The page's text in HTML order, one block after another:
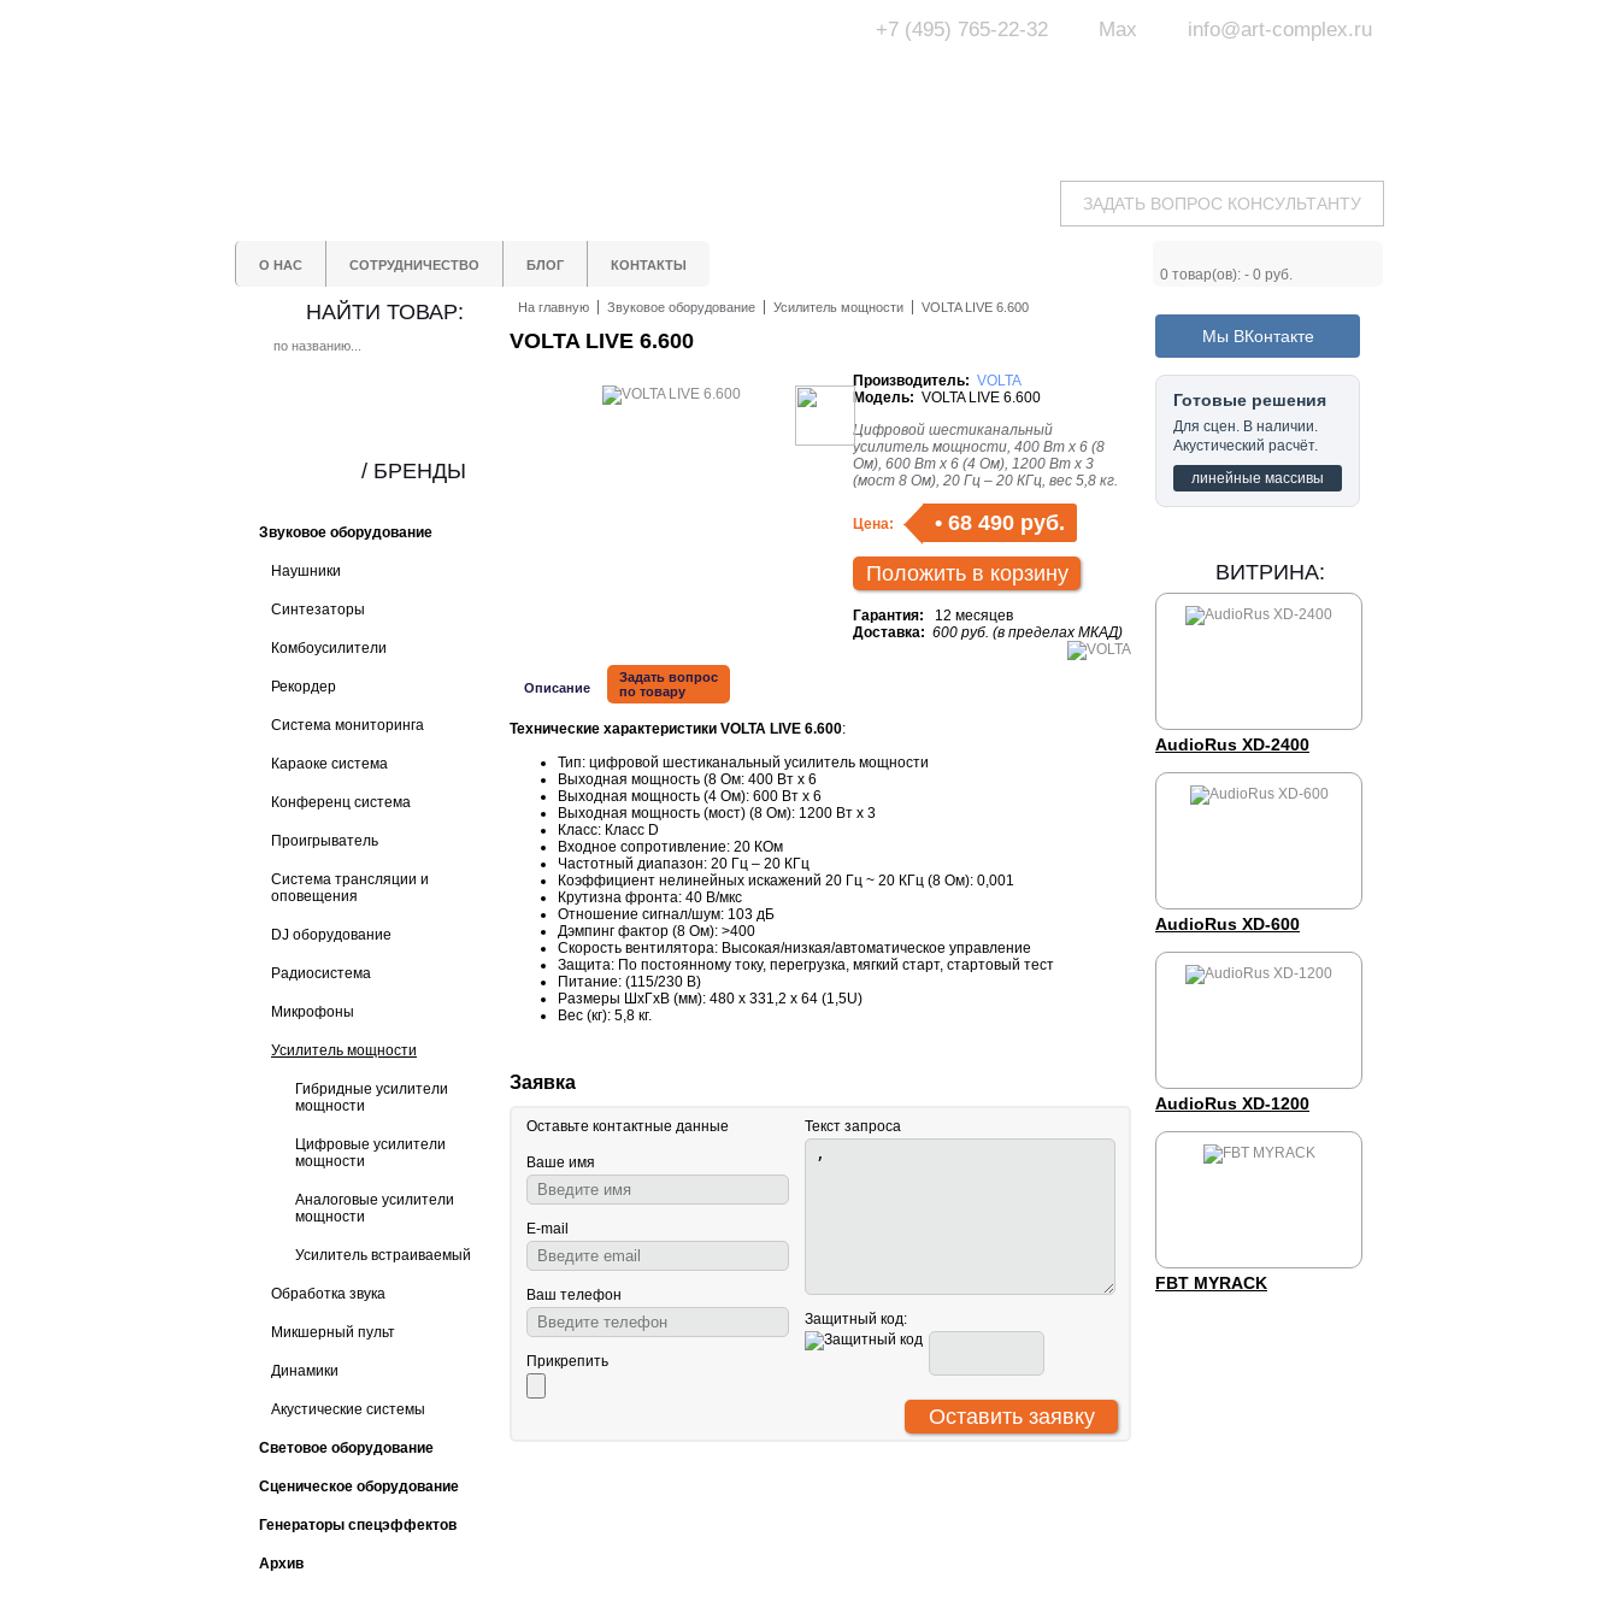
info@art-complex.ru
Max
+7 (495) 765-22-32
ЗАДАТЬ ВОПРОС КОНСУЛЬТАНТУ
О НАС СОТРУДНИЧЕСТВО БЛОГ КОНТАКТЫ
0 товар(ов): - 0 руб.
НАЙТИ ТОВАР:
Звуковое оборудование
Наушники
Синтезаторы
Комбоусилители
Рекордер
Система мониторинга
Караоке система
Конференц система
Проигрыватель
Система трансляции и
оповещения
DJ оборудование
Радиосистема
Микрофоны
Усилитель мощности
Гибридные усилители
мощности
Цифровые усилители
мощности
Аналоговые усилители
мощности
Усилитель встраиваемый
Обработка звука
Микшерный пульт
Динамики
Акустические системы
Световое оборудование
Сценическое оборудование
Генераторы спецэффектов
Архив
/ БРЕНДЫ
На главную Звуковое оборудование Усилитель мощности VOLTA LIVE 6.600
VOLTA LIVE 6.600
Производитель: VOLTA
Модель: VOLTA LIVE 6.600
Цифровой шестиканальный
усилитель мощности, 400 Вт х 6 (8
Ом), 600 Вт х 6 (4 Ом), 1200 Вт х 3
(мост 8 Ом), 20 Гц – 20 КГц, вес 5,8 кг.
Цена: • 68 490 руб.
Положить в корзину
Гарантия: 12 месяцев
Доставка: 600 руб. (в пределах МКАД)
Описание
Задать вопрос
по товару
Технические характеристики VOLTA LIVE 6.600:
Тип: цифровой шестиканальный усилитель мощности
Выходная мощность (8 Ом: 400 Вт х 6
Выходная мощность (4 Ом): 600 Вт х 6
Выходная мощность (мост) (8 Ом): 1200 Вт х 3
Класс: Класс D
Входное сопротивление: 20 КОм
Частотный диапазон: 20 Гц – 20 КГц
Коэффициент нелинейных искажений 20 Гц ~ 20 КГц (8 Ом): 0,001
Крутизна фронта: 40 В/мкс
Отношение сигнал/шум: 103 дБ
Дэмпинг фактор (8 Ом): >400
Скорость вентилятора: Высокая/низкая/автоматическое управление
Защита: По постоянному току, перегрузка, мягкий старт, стартовый тест
Питание: (115/230 В)
Размеры ШхГхВ (мм): 480 x 331,2 x 64 (1,5U)
Вес (кг): 5,8 кг.
Заявка
Оставьте контактные данные
Ваше имя
E-mail
Ваш телефон
Прикрепить
Текст запроса
Защитный код:
Мы ВКонтакте
Готовые решения
Для сцен. В наличии.
Акустический расчёт.
линейные массивы
ВИТРИНА:
AudioRus XD-2400
AudioRus XD-600
AudioRus XD-1200
FBT MYRACK